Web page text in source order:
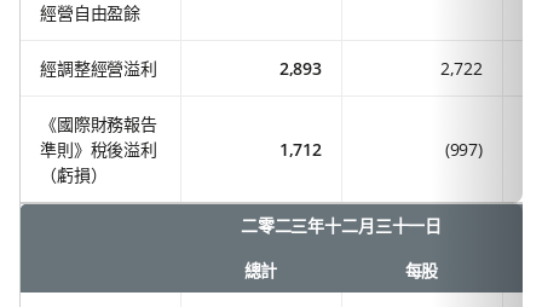
經營自由盈餘
經調整經營溢利 2,893 2,722
《國際財務報告
準則》稅後溢利
（虧損）
1,712 (997)
二零二三年十二月三十一日
總計
每股